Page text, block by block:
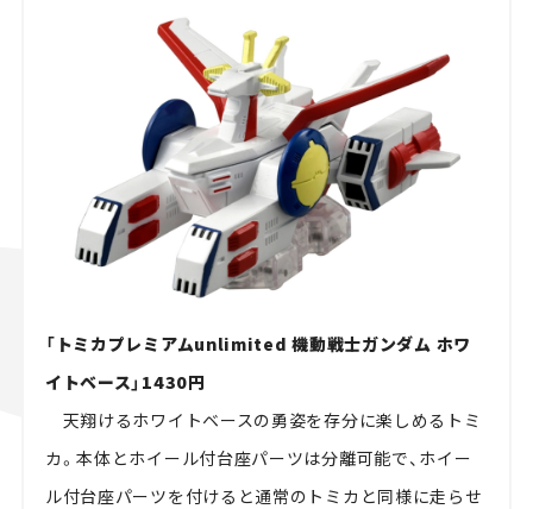
「トミカプレミアムunlimited 機動戦士ガンダム ホワ
イトベース」1430円
天翔けるホワイトベースの勇姿を存分に楽しめるトミ
カ。本体とホイール付台座パーツは分離可能で、ホイー
ル付台座パーツを付けると通常のトミカと同様に走らせ